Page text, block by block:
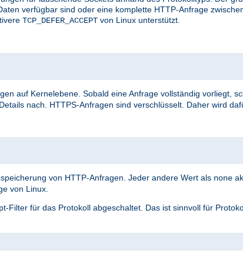
verfügbar sind oder eine komplette HTTP-Anfrage
TCP_DEFER_ACCEPT von Linux unterstützt.
auf Kernelebene. Sobald eine Anfrage vollständig vorliegt,
nach. HTTPS-Anfragen sind verschlüsselt. Daher wird
von HTTP-Anfragen. Jeder andere Wert als none
von Linux.
Filter für das Protokoll abgeschaltet. Das ist sinnvoll für